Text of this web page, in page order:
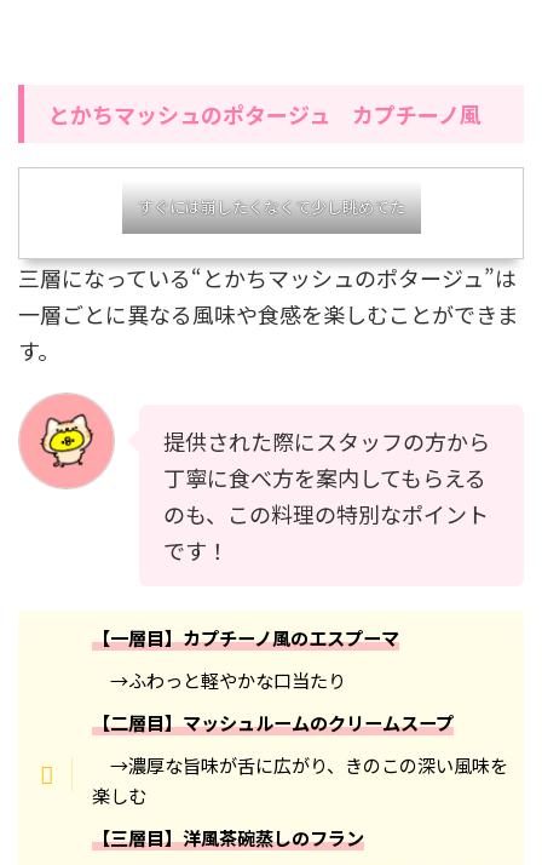
とかちマッシュのポタージュ カプチーノ風
すぐには崩したくなくて少し眺めてた
三層になっている“とかちマッシュのポタージュ”は
一層ごとに異なる風味や食感を楽しむことができま
す。
提供された際にスタッフの方から
丁寧に食べ方を案内してもらえる
のも、この料理の特別なポイント
です！
【一層目】カプチーノ風のエスプーマ
→ふわっと軽やかな口当たり
【二層目】マッシュルームのクリームスープ
→濃厚な旨味が舌に広がり、きのこの深い風味を
楽しむ
【三層目】洋風茶碗蒸しのフラン